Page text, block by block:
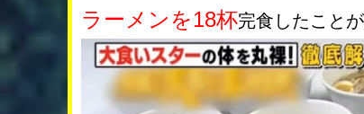
ラーメンを18杯完食したこと